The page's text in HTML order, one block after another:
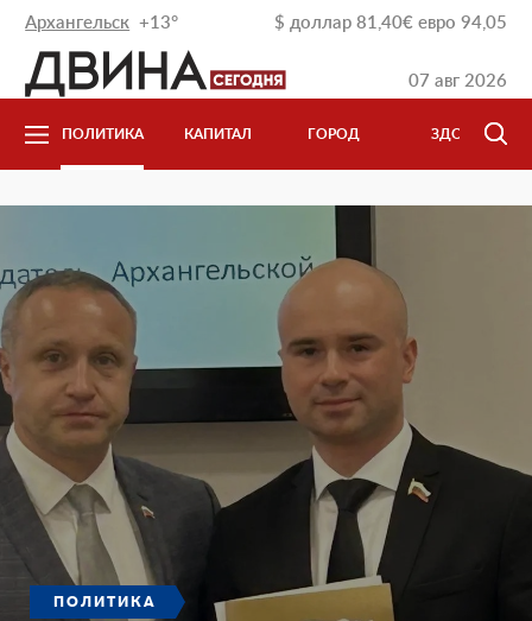
07 авг 2026
$ доллар 81,40€ евро 94,05
Архангельск +13°
ПОЛИТИКА КАПИТАЛ ГОРОД ЗДОРОВЬЕ
ПОЛИТИКА